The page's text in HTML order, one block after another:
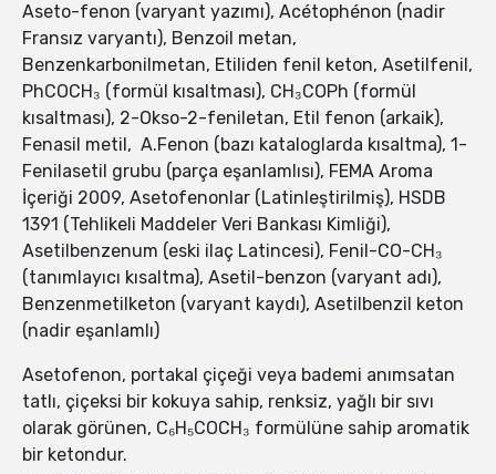
Aseto-fenon (varyant yazımı), Acétophénon (nadir
Fransız varyantı), Benzoil metan,
Benzenkarbonilmetan, Etiliden fenil keton, Asetilfenil,
PhCOCH₃ (formül kısaltması), CH₃COPh (formül
kısaltması), 2-Okso-2-feniletan, Etil fenon (arkaik),
Fenasil metil, A.Fenon (bazı kataloglarda kısaltma), 1-
Fenilasetil grubu (parça eşanlamlısı), FEMA Aroma
İçeriği 2009, Asetofenonlar (Latinleştirilmiş), HSDB
1391 (Tehlikeli Maddeler Veri Bankası Kimliği),
Asetilbenzenum (eski ilaç Latincesi), Fenil-CO-CH₃
(tanımlayıcı kısaltma), Asetil-benzon (varyant adı),
Benzenmetilketon (varyant kaydı), Asetilbenzil keton
(nadir eşanlamlı)
Asetofenon, portakal çiçeği veya bademi anımsatan
tatlı, çiçeksi bir kokuya sahip, renksiz, yağlı bir sıvı
olarak görünen, C₆H₅COCH₃ formülüne sahip aromatik
bir ketondur.